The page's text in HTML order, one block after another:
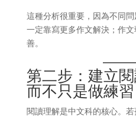
這種分析很重要，因為不同
一定靠寫更多作文解決；作
善。
第二步：建立
而不只是做練習
閱讀理解是中文科的核心。